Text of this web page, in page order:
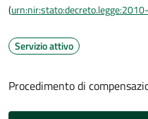
(
Servizio attivo
Procedimento di